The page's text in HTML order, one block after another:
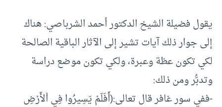
يقول فضيلة الشيخ الدكتور أحمد الشرباصي: هناك
إلى جوار ذلك آيات تشير إلى الآثار الباقية الصالحة
لكي تكون عظة وعبرة، ولكي تكون موضع دراسة
وتدبُّر ومن ذلك:
-ففي سور غافر قال تعالى:(أَفَلَمْ يَسِيرُوا فِي اْلأَرْضِ